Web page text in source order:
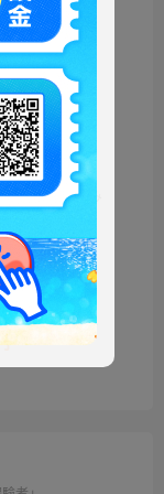
您挑選
ファートート
Tote
クス ぬいぐるみ
ゃちゃん
ーキャラクター
ットストラップ
クション